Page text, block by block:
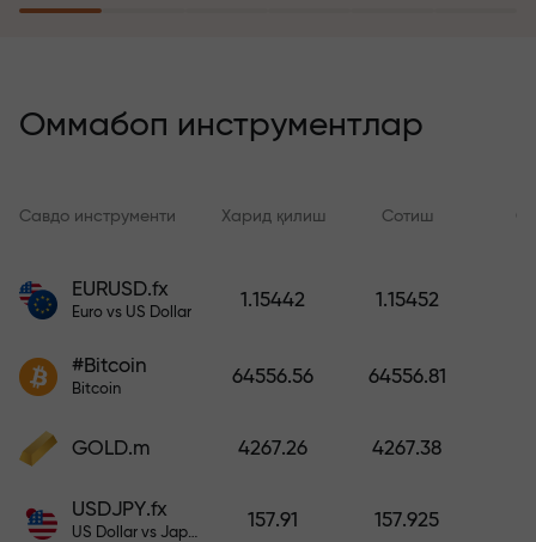
саёҳатга эга бўлади
йўқотишларингизни қоплайди ва
6 ой ичида фойдани уч баравар
капиталингиз ҳимояланган!
Ҳисобни тўлдиринг ва
катта бонус олинг. X1000 хато
эмас. Депозит қанча катта
Оммабоп инструментлар
Савдо инструменти Харид қилиш Сотиш
EURUSD.fx
Euro vs US Dollar
1.15442 1.15452
#Bitcoin
Bitcoin
64556.56 64556.81
GOLD.m 4267.26 4267.38
USDJPY.fx
US Dollar vs Japanese Yen
157.91 157.925